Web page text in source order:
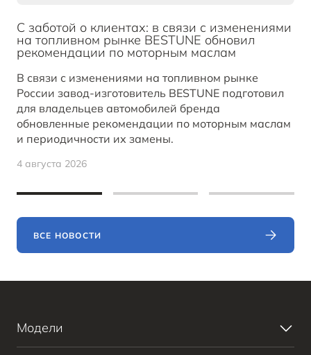
С заботой о клиентах: в связи с изменениями
на топливном рынке BESTUNE обновил
рекомендации по моторным маслам
В связи с изменениями на топливном рынке
России завод-изготовитель BESTUNE подготовил
для владельцев автомобилей бренда
обновленные рекомендации по моторным маслам
и периодичности их замены.
4 августа 2026
ВСЕ НОВОСТИ
Модели